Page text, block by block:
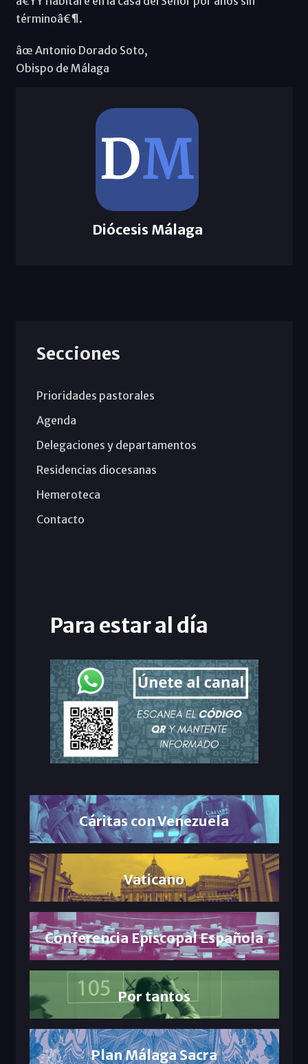
términoâ€¶.
âœ Antonio Dorado Soto,
Obispo de Málaga
Diócesis Málaga
Secciones
Prioridades pastorales
Agenda
Delegaciones y departamentos
Residencias diocesanas
Hemeroteca
Contacto
Para estar al día
Cáritas con Venezuela
Vaticano
Conferencia Episcopal Española
Por tantos
Plan Málaga Sacra